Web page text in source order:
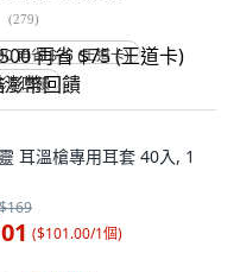
(279)
再省 $75 (王道卡)
幣回饋
耳溫槍專用耳套 40入, 1
$169
($101.00/1個)